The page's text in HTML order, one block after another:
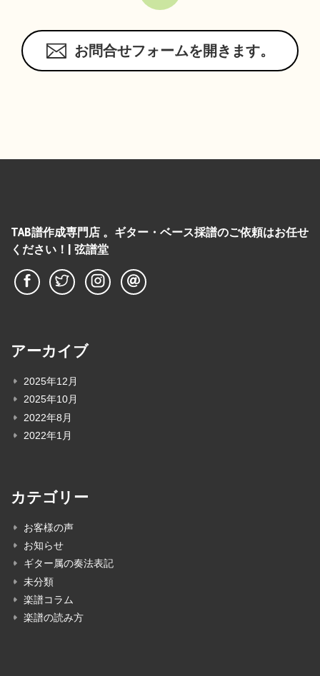
お問合せフォームを開きます。
TAB譜作成専門店 。ギター・ベース採譜のご依頼はお任せ
ください！| 弦譜堂
アーカイブ
2025年12月
2025年10月
2022年8月
2022年1月
カテゴリー
お客様の声
お知らせ
ギター属の奏法表記
未分類
楽譜コラム
楽譜の読み方